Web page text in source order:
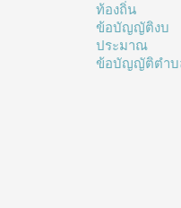
ท้องถิ่น
ข้อบัญญัติงบ
ประมาณ
ข้อบัญญัติตำบ